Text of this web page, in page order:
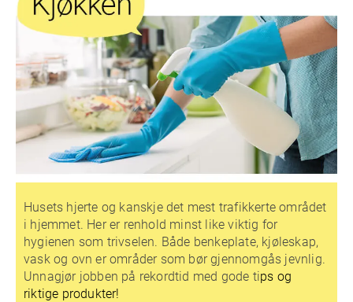
Husets hjerte og kanskje det mest trafikkerte området
i hjemmet. Her er renhold minst like viktig for
hygienen som trivselen. Både benkeplate, kjøleskap,
vask og ovn er områder som bør gjennomgås jevnlig.
Unnagjør jobben på rekordtid med gode tips og
riktige produkter!